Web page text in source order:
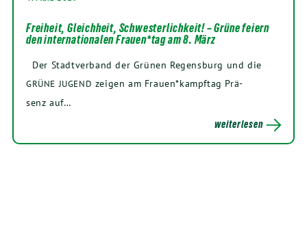
Freiheit, Gleichheit, Schwesterlichkeit! – Grüne feiern
den internationalen Frauen*tag am8. März
Der Stadt­ver­band der Grü­nen Regens­burg und die
GRÜNE JUGEND zei­gen am Frauen*kampftag Prä­
senz auf…
weiterlesen